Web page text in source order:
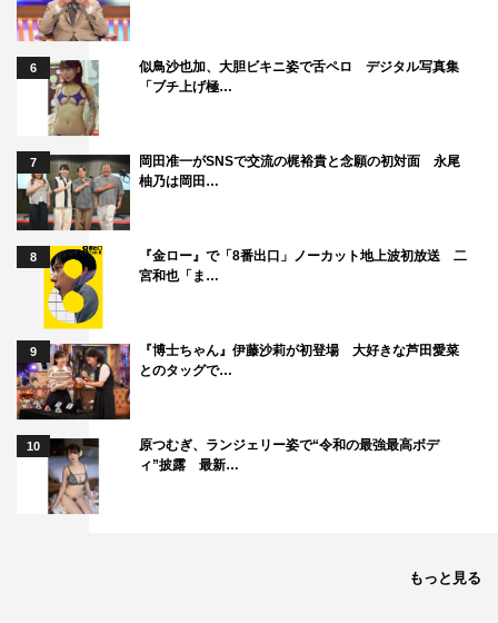
©テレビ静岡
カズレーザー 照英 爆笑問題
秋元真夏
6
似鳥沙也加、大胆ビキニ姿で舌ペロ デジタル写真集
「ブチ上げ極…
7
岡田准一がSNSで交流の梶裕貴と念願の初対面 永尾
柚乃は岡田…
8
『金ロー』で「8番出口」ノーカット地上波初放送 二
宮和也「ま…
9
『博士ちゃん』伊藤沙莉が初登場 大好きな芦田愛菜
とのタッグで…
10
原つむぎ、ランジェリー姿で“令和の最強最高ボデ
ィ”披露 最新…
もっと見る